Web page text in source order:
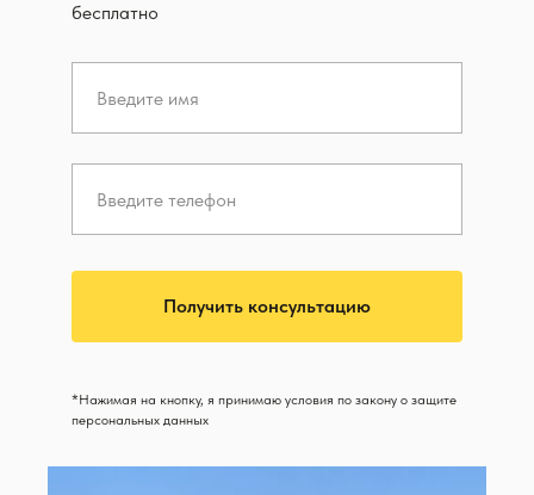
бесплатно
Получить консультацию
*Нажимая на кнопку, я принимаю условия по закону о защите
персональных данных